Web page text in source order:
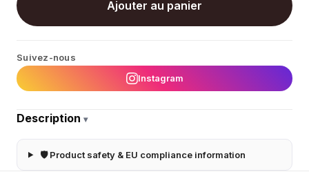
Ajouter au panier
Suivez-nous
Instagram
Description ▾
🛡 Product safety & EU compliance information